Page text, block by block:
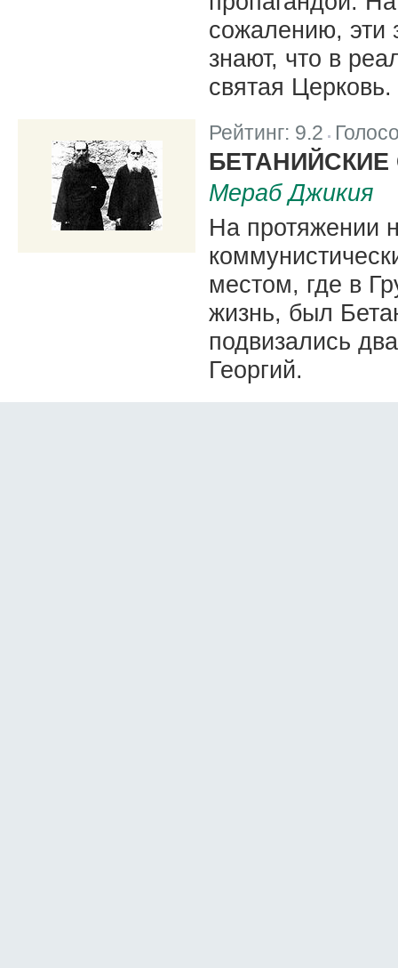
сожалению, эти
знают, что в
святая Церковь.
Рейтинг: 9.2
Мераб Джикия
На протяжении
местом, где в
жизнь, был
подвизались
Георгий.